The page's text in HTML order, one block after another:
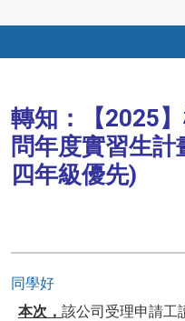
轉知：【2025
問年度實習生
四年級優先)
同學好
本次， 該公司受理申請工